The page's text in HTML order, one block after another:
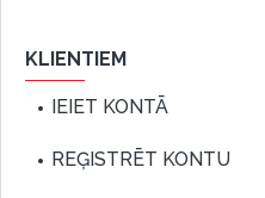
KLIENTIEM
IEIET KONTĀ
REĢISTRĒT KONTU